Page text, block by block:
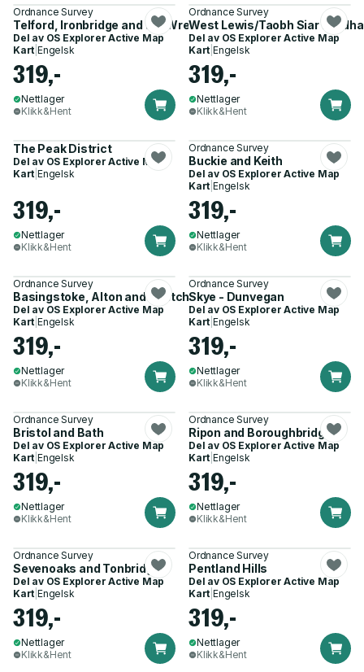
Ordnance Survey
Telford, Ironbridge and the Wrekin
Del av OS Explorer Active Map
Kart |Engelsk
319,-
Nettlager
Klikk&Hent
Ordnance Survey
West Lewis/Taobh Siar
Del av OS Explorer Active Map
Kart |Engelsk
319,-
Nettlager
Klikk&Hent
The Peak District
Del av OS Explorer Active Map
Kart |Engelsk
319,-
Nettlager
Klikk&Hent
Ordnance Survey
Buckie and Keith
Del av OS Explorer Active Map
Kart |Engelsk
319,-
Nettlager
Klikk&Hent
Ordnance Survey
Basingstoke, Alton and Whitchurch
Del av OS Explorer Active Map
Kart |Engelsk
319,-
Nettlager
Klikk&Hent
Ordnance Survey
Skye - Dunvegan
Del av OS Explorer Active Map
Kart |Engelsk
319,-
Nettlager
Klikk&Hent
Ordnance Survey
Bristol and Bath
Del av OS Explorer Active Map
Kart |Engelsk
319,-
Nettlager
Klikk&Hent
Ordnance Survey
Ripon and Boroughbridge
Del av OS Explorer Active Map
Kart |Engelsk
319,-
Nettlager
Klikk&Hent
Ordnance Survey
Sevenoaks and Tonbridge
Del av OS Explorer Active Map
Kart |Engelsk
319,-
Nettlager
Klikk&Hent
Ordnance Survey
Pentland Hills
Del av OS Explorer Active Map
Kart |Engelsk
319,-
Nettlager
Klikk&Hent